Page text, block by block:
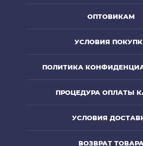
ОПТОВИКАМ
УСЛОВИЯ
ПОЛИТИКА
ПРОЦЕДУРА ОПЛАТЫ
УСЛОВИЯ
ВОЗВРАТ ТОВАРА